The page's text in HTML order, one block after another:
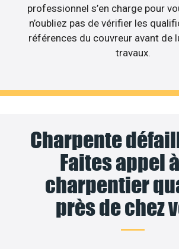
professionnel s’en charge pour
n’oubliez pas de vérifier les
références du couvreur avant de
travaux.
Charpente
Faites appel
charpentier
près de chez